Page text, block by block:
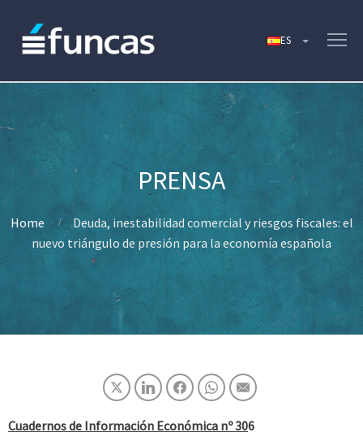
Home
Deuda, inestabilidad comercial y riesgos fiscales: el
nuevo triángulo de presión para la economía española
Cuadernos de Información Económica nº 306